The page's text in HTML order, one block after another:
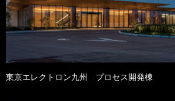
東京エレクトロン九州 プロセス開発棟